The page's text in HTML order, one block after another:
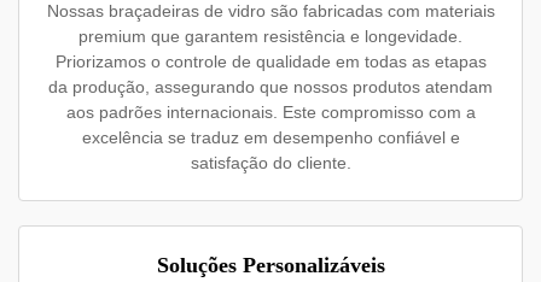
Nossas braçadeiras de vidro são fabricadas com materiais
premium que garantem resistência e longevidade.
Priorizamos o controle de qualidade em todas as etapas
da produção, assegurando que nossos produtos atendam
aos padrões internacionais. Este compromisso com a
excelência se traduz em desempenho confiável e
satisfação do cliente.
Soluções Personalizáveis